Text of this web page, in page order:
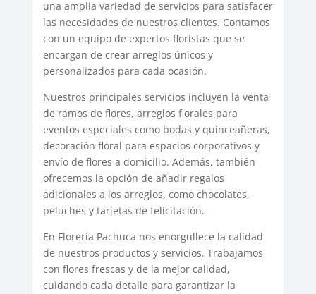
una amplia variedad de servicios para satisfacer
las necesidades de nuestros clientes. Contamos
con un equipo de expertos floristas que se
encargan de crear arreglos únicos y
personalizados para cada ocasión.
Nuestros principales servicios incluyen la venta
de ramos de flores, arreglos florales para
eventos especiales como bodas y quinceañeras,
decoración floral para espacios corporativos y
envío de flores a domicilio. Además, también
ofrecemos la opción de añadir regalos
adicionales a los arreglos, como chocolates,
peluches y tarjetas de felicitación.
En Florería Pachuca nos enorgullece la calidad
de nuestros productos y servicios. Trabajamos
con flores frescas y de la mejor calidad,
cuidando cada detalle para garantizar la